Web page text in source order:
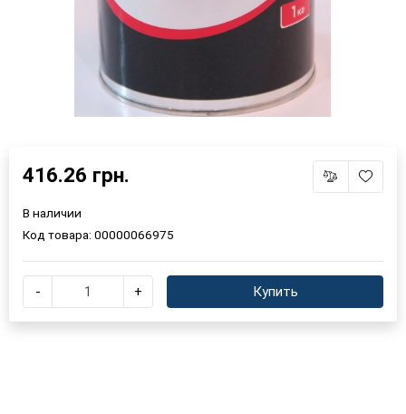
416.26 грн.
В наличии
Код товара: 00000066975
- + Купить